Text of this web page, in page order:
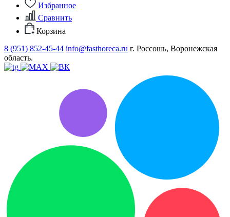
Избранное
Сравнить
Корзина
8 (951) 852-45-44 info@fasthoreca.ru г. Россошь, Воронежская
область.